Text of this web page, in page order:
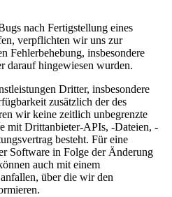
nach Fertigstellung eines
verpflichten wir uns zur
Fehlerbehebung, insbesondere
darauf hingewiesen wurden.
Dritter, insbesondere
zusätzlich der des
wir keine zeitlich unbegrenzte
mit Drittanbieter-APIs, -Dateien, -
besteht. Für eine
Software in Folge der Änderung
auch mit einem
über die wir den